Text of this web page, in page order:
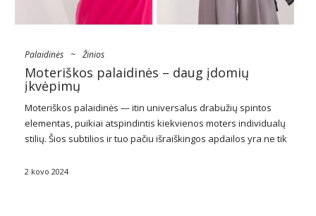
Palaidinės ~ Žinios
Moteriškos palaidinės – daug įdomių
įkvėpimų
Moteriškos palaidinės — itin universalus drabužių spintos
elementas, puikiai atspindintis kiekvienos moters individualų
stilių. Šios subtilios ir tuo pačiu išraiškingos apdailos yra ne tik
jų nešiotojams išreikšti savo asmenybę įvairiais pjūviais, …
2 kovo 2024